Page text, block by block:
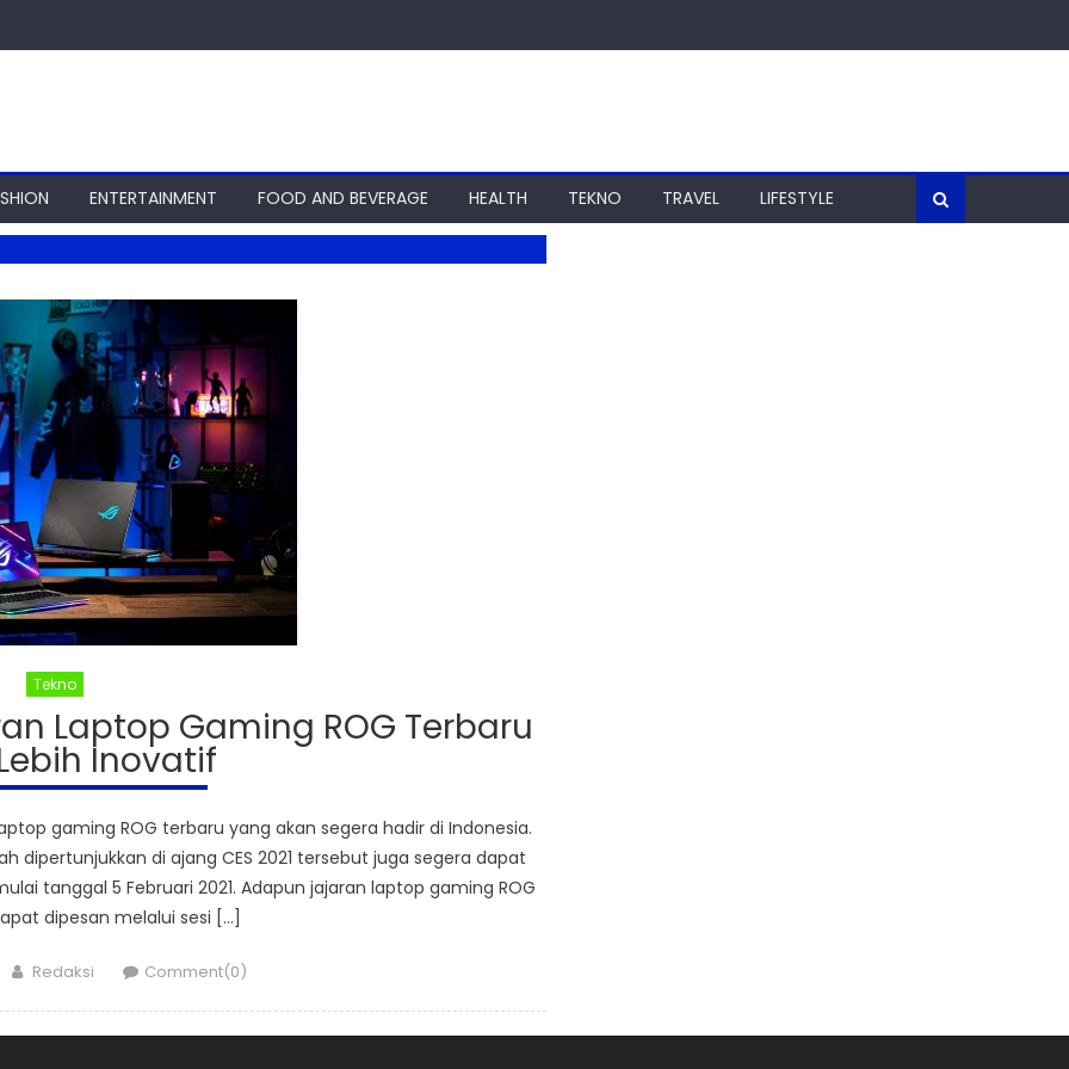
ENTERTAINMENT FOOD AND BEVERAGE HEALTH TEKNO TRAVEL LIFESTYLE
Tekno
Laptop Gaming ROG Terbaru
Inovatif
gaming ROG terbaru yang akan segera hadir di Indonesia.
dipertunjukkan di ajang CES 2021 tersebut juga segera dapat
tanggal 5 Februari 2021. Adapun jajaran laptop gaming ROG
dipesan melalui sesi […]
Author
Redaksi Comment(0)